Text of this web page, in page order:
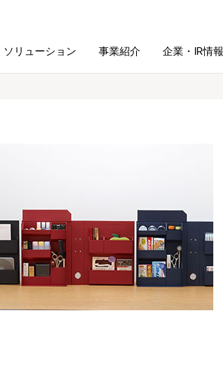
ゲーム関連 デジタル
シルバー デジタル
ソリューション
総務＋クリエイティブ
事業紹介 企業・IR情報
採用情報